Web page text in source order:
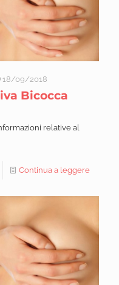
18/09/2018
Bicocca
relative al
Continua a leggere